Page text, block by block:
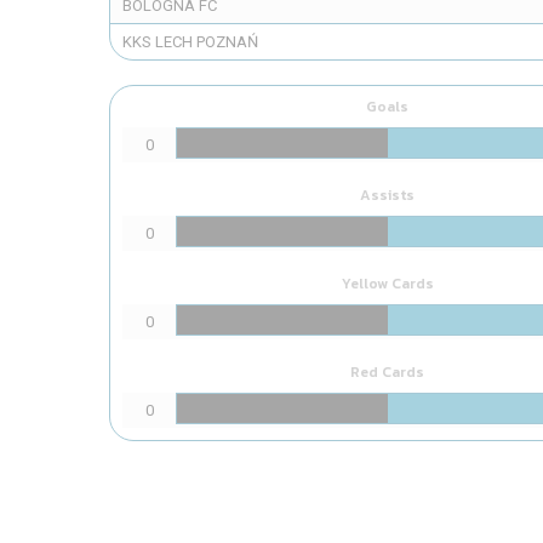
BOLOGNA FC
KKS LECH POZNAŃ
Goals
0
Assists
0
Yellow Cards
0
Red Cards
0